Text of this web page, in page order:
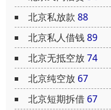
北京私放款 88
北京私人借钱89
北京无抵空放74
北京纯空放 67
北京短期拆借 67